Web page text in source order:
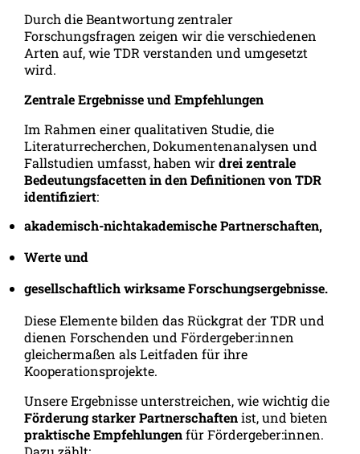
Durch die Beantwortung zentraler
Forschungsfragen zeigen wir die verschiedenen
Arten auf, wie TDR verstanden und umgesetzt
wird.
Zentrale Ergebnisse und Empfehlungen
Im Rahmen einer qualitativen Studie, die
Literaturrecherchen, Dokumentenanalysen und
Fallstudien umfasst, haben wirdrei zentrale
Bedeutungsfacetten in den Definitionen von TDR
identifiziert:
akademisch-nichtakademische Partnerschaften,
Werte und
gesellschaftlich wirksame Forschungsergebnisse.
Diese Elemente bilden das Rückgrat der TDR und
dienen Forschenden und Fördergeber:innen
gleichermaßen als Leitfaden für ihre
Kooperationsprojekte.
Unsere Ergebnisse unterstreichen, wie wichtig die
Förderung starker Partnerschaftenist, und bieten
praktische Empfehlungenfür Fördergeber:innen.